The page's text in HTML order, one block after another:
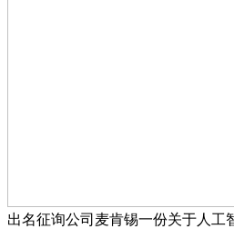
出名征询公司麦肯锡一份关于人工